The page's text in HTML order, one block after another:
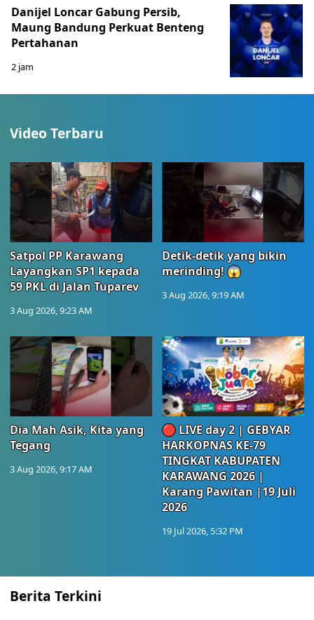
Danijel Loncar Gabung Persib,
Maung Bandung Perkuat Benteng
Pertahanan
2 jam
Video Terbaru
Satpol PP Karawang
Layangkan SP1 kepada
59 PKL di Jalan Tuparev
3 Aug 2026, 9:23 AM
Detik-detik yang bikin
merinding! 😱
3 Aug 2026, 9:19 AM
Dia Mah Asik, Kita yang
Tegang
3 Aug 2026, 9:17 AM
🔴 LIVE day 2 | GEBYAR
HARKOPNAS KE-79
TINGKAT KABUPATEN
KARAWANG 2026 |
Karang Pawitan |19 Juli
2026
19 Jul 2026, 5:32 PM
Berita Terkini